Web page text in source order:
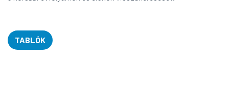
TABLÓK